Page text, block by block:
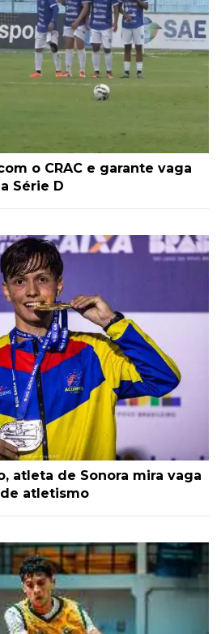
o CRAC e garante vaga
Série D
atleta de Sonora mira vaga
atletismo